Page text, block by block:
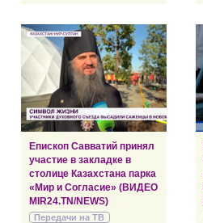
Епископ Савватий принял
участие в закладке в
столице Казахстана парка
«Мир и Согласие» (ВИДЕО
MIR24.TN/NEWS)
Передачи на ТВ